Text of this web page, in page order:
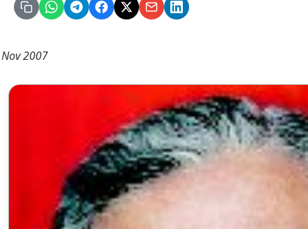
Nov 2007